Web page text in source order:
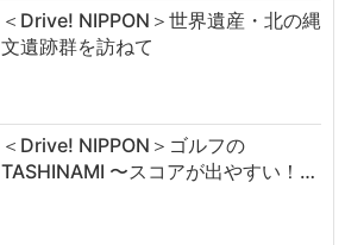
＜Drive! NIPPON＞世界遺産・北の縄
文遺跡群を訪ねて
＜Drive! NIPPON＞ゴルフの
TASHINAMI 〜スコアが出やすい！…